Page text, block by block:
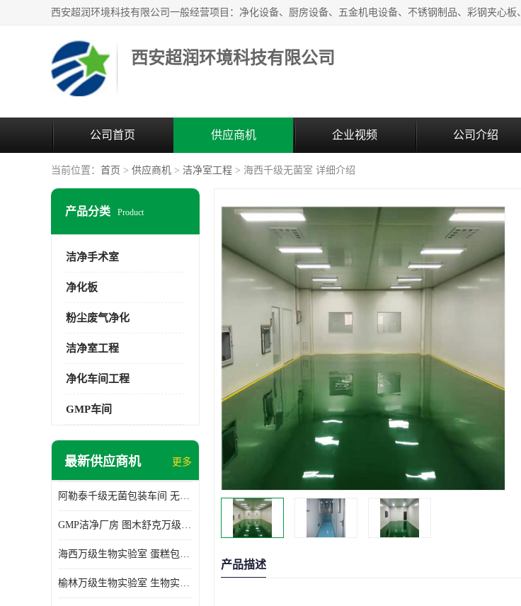
西安超润环境科技有限公司
公司首页 供应商机 企业视频 公司介绍
当前位置： 首页 > 供应商机 > 洁净室工程 > 海西千级无菌室 详细介绍
产品分类 Product
洁净手术室
净化板
粉尘废气净化
洁净室工程
净化车间工程
GMP车间
最新供应商机 更多
阿勒泰千级无菌包装车间 无尘车间 欢迎选购
GMP洁净厂房 图木舒克万级GMP洁净厂房价格
海西万级生物实验室 蛋糕包装间 为环保助力
榆林万级生物实验室 生物实验室 欢迎选购
产品描述